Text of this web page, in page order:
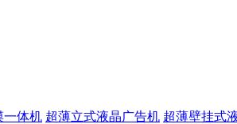
一体机 超薄立式液晶广告机 超薄壁挂式